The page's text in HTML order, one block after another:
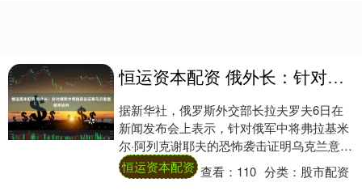
恒运资本配资 俄外长：针对俄军中将的袭击证明乌方意图破坏谈判
据新华社，俄罗斯外交部长拉夫罗夫6日在
新闻发布会上表示，针对俄军中将弗拉基米
尔·阿列克谢耶夫的恐怖袭击证明乌克兰意图
破坏谈判。他说，此次恐怖袭击证明乌克兰
方面不....
恒运资本配资 查看： 110 分类： 股市配资